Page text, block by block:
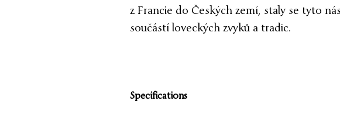
z Francie do Českých zemí, staly se tyto
součástí loveckých zvyků a tradic.
Specifications